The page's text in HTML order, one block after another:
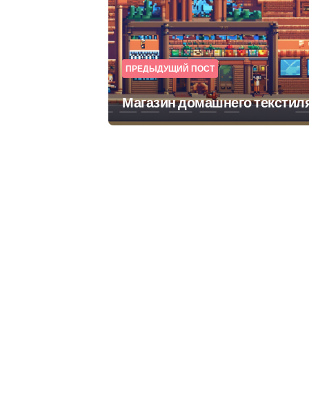
navigation
ПРЕДЫДУЩИЙ ПОСТ
Магазин домашнего